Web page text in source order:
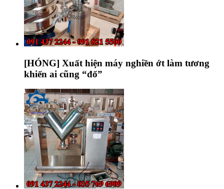
[HÓNG] Xuất hiện máy nghiền ớt làm tương
khiến ai cũng “đổ”